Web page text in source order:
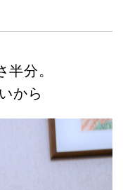
半分。
から